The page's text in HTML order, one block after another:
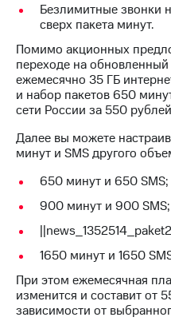
SIM-
карта
для
иностранцев
Оформить
чистый
номер
Выбрать
красивый
Заменить
SIM-
карту
Перейти
на
eSIM
Выберите
и подключите
ТВ
с выгодным
тарифом
Тарифы
Интернет,
ТВ и телефон
Услуги
Личный
кабинет
интернета
и
Безлимитные звонки
сверх пакета минут.
Помимо акционных
переходе на
ежемесячно 35 ГБ
и набор пакетов 650
сети России за 550
Далее вы можете
минут и SMS другого
650 минут и 650 SMS;
900 минут и 900 SMS;
1650 минут и 1650
При этом ежемесячная
изменится и составит от
зависимости от